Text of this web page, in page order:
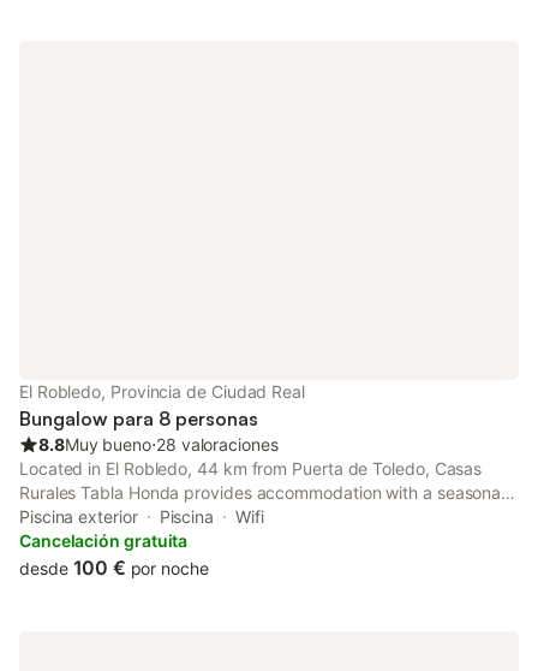
El Robledo, Provincia de Ciudad Real
Bungalow para 8 personas
8.8Muy bueno⋅28 valoraciones
Located in El Robledo, 44 km from Puerta de Toledo, Casas
Rurales Tabla Honda provides accommodation with a seasonal
outdoor swimming pool, free private parking, a garden and a
terrace.
Piscina exterior Piscina
Wifi
Cancelación gratuita
desde 100 € por noche